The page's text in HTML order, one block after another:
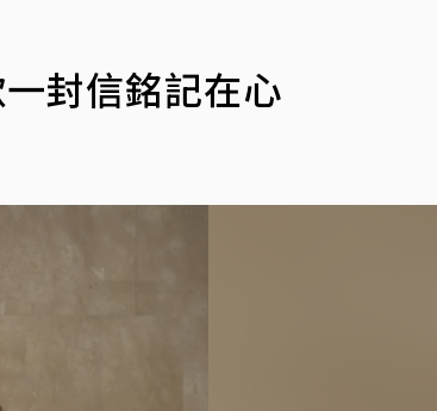
封信銘記在心